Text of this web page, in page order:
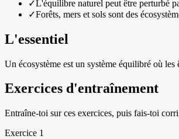
✓L'équilibre naturel peut être perturbé
✓Forêts, mers et sols sont des
L'essentiel
Un écosystème est un système équilibré où
Exercices d'entraînement
Entraîne-toi sur ces exercices, puis fais-toi
Exercice 1